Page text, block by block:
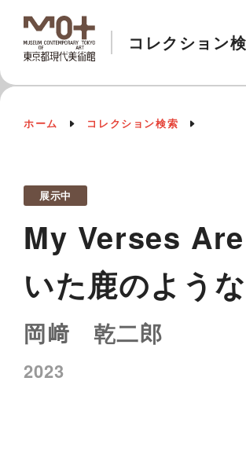
コレクション
ホーム コレクション検索
展示中
My Verses
いた鹿のよう
岡﨑 乾二郎
2023